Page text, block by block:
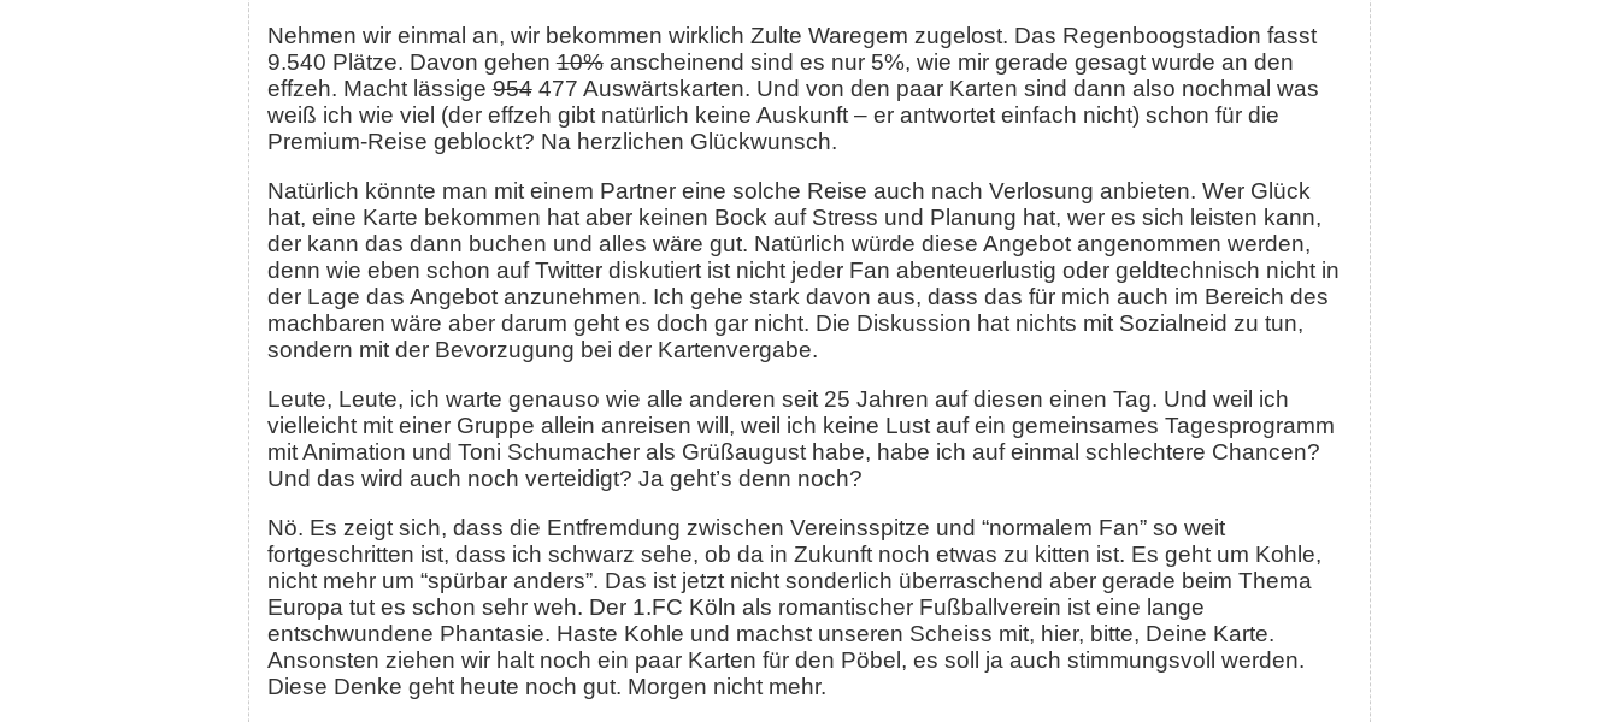
Nehmen wir einmal an, wir bekommen wirklich Zulte Waregem zugelost. Das Regenboogstadion fasst
9.540 Plätze. Davon gehen10%anscheinend sind es nur 5%, wie mir gerade gesagt wurde an den
effzeh. Macht lässige954477 Auswärtskarten. Und von den paar Karten sind dann also nochmal was
weiß ich wie viel (der effzeh gibt natürlich keine Auskunft – er antwortet einfach nicht) schon für die
Premium-Reise geblockt? Na herzlichen Glückwunsch.
Natürlich könnte man mit einem Partner eine solche Reise auch nach Verlosung anbieten. Wer Glück
hat, eine Karte bekommen hat aber keinen Bock auf Stress und Planung hat, wer es sich leisten kann,
der kann das dann buchen und alles wäre gut. Natürlich würde diese Angebot angenommen werden,
denn wie eben schon auf Twitter diskutiert ist nicht jeder Fan abenteuerlustig oder geldtechnisch nicht in
der Lage das Angebot anzunehmen. Ich gehe stark davon aus, dass das für mich auch im Bereich des
machbaren wäre aber darum geht es doch gar nicht. Die Diskussion hat nichts mit Sozialneid zu tun,
sondern mit der Bevorzugung bei der Kartenvergabe.
Leute, Leute, ich warte genauso wie alle anderen seit 25 Jahren auf diesen einen Tag. Und weil ich
vielleicht mit einer Gruppe allein anreisen will, weil ich keine Lust auf ein gemeinsames Tagesprogramm
mit Animation und Toni Schumacher als Grüßaugust habe, habe ich auf einmal schlechtere Chancen?
Und das wird auch noch verteidigt? Ja geht’s denn noch?
Nö. Es zeigt sich, dass die Entfremdung zwischen Vereinsspitze und “normalem Fan” so weit
fortgeschritten ist, dass ich schwarz sehe, ob da in Zukunft noch etwas zu kitten ist. Es geht um Kohle,
nicht mehr um “spürbar anders”. Das ist jetzt nicht sonderlich überraschend aber gerade beim Thema
Europa tut es schon sehr weh. Der 1.FC Köln als romantischer Fußballverein ist eine lange
entschwundene Phantasie. Haste Kohle und machst unseren Scheiss mit, hier, bitte, Deine Karte.
Ansonsten ziehen wir halt noch ein paar Karten für den Pöbel, es soll ja auch stimmungsvoll werden.
Diese Denke geht heute noch gut. Morgen nicht mehr.